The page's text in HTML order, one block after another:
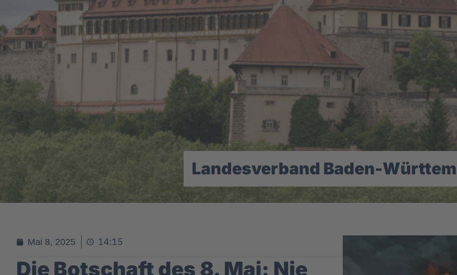
Landesverband Baden-
Mai 8, 2025 14:15
Die Botschaft des 8. Mai: Nie